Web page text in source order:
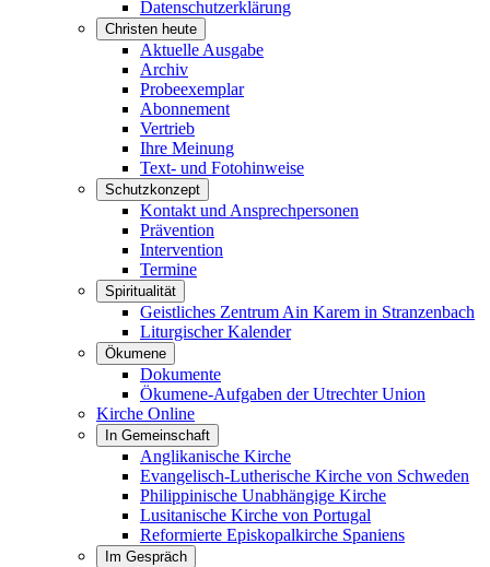
Datenschutzerklärung
Christen heute
Aktuelle Ausgabe
Archiv
Probeexemplar
Abonnement
Vertrieb
Ihre Meinung
Text- und Fotohinweise
Schutzkonzept
Kontakt und Ansprechpersonen
Prävention
Intervention
Termine
Spiritualität
Geistliches Zentrum Ain Karem in Stranzenbach
Liturgischer Kalender
Ökumene
Dokumente
Ökumene-Aufgaben der Utrechter Union
Kirche Online
In Gemeinschaft
Anglikanische Kirche
Evangelisch-Lutherische Kirche von Schweden
Philippinische Unabhängige Kirche
Lusitanische Kirche von Portugal
Reformierte Episkopalkirche Spaniens
Im Gespräch